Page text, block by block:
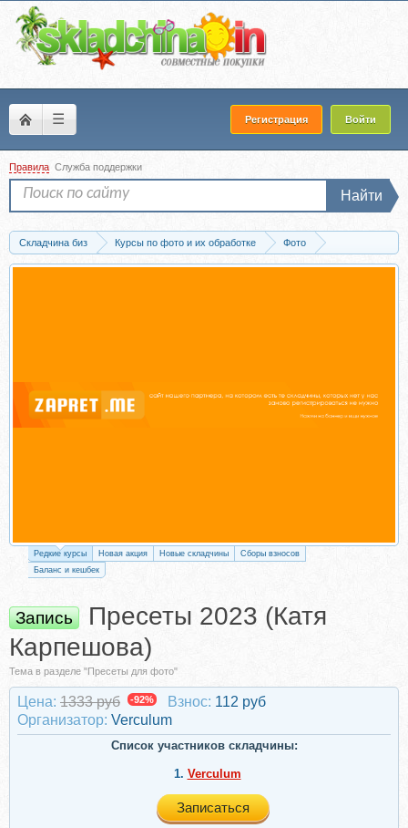
☰ Регистрация Войти
Правила Служба поддержки
Найти
Складчина биз Курсы по фото и их обработке
Фото
Пресеты для фото
Запись Пресеты 2023 (Катя Карпешова)
Редкие курсы Новая акция Новые складчины
Сборы взносов
Баланс и кешбек
Запись
Пресеты 2023 (Катя
Карпешова)
Тема в разделе "Пресеты для фото"
Цена: 1333 руб -92% Взнос: 112 руб
Организатор: Verculum
Список участников складчины:
1. Verculum
Записаться